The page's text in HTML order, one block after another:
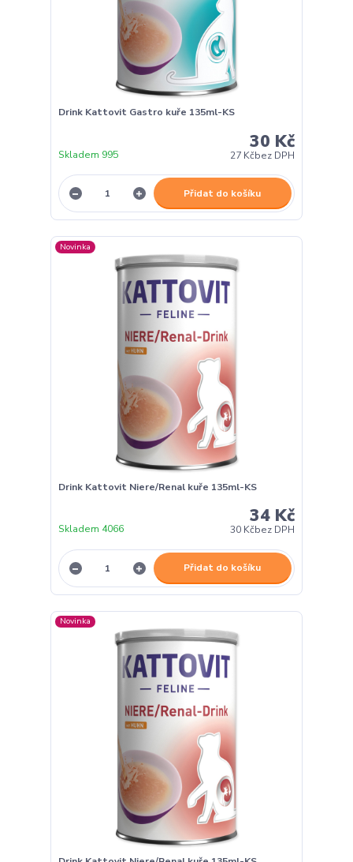
Drink Kattovit Gastro kuře 135ml-KS
30 Kč
27 Kčbez DPH
Skladem 995
Přidat do košíku
Novinka
Drink Kattovit Niere/Renal kuře 135ml-KS
34 Kč
30 Kčbez DPH
Skladem 4066
Přidat do košíku
Novinka